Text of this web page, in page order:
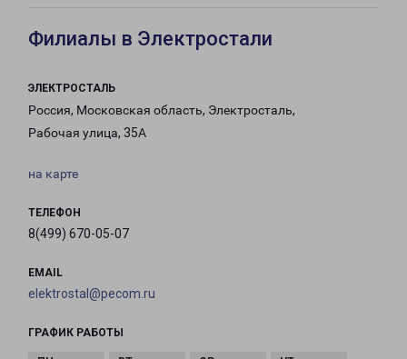
Филиалы в Электростали
ЭЛЕКТРОСТАЛЬ
Россия, Московская область, Электросталь,
Рабочая улица, 35А
на карте
ТЕЛЕФОН
8(499) 670-05-07
EMAIL
elektrostal@pecom.ru
ГРАФИК РАБОТЫ